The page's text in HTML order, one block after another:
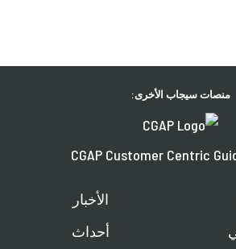
منصات سيجاب الأخرى:
الأخبار
أحداث